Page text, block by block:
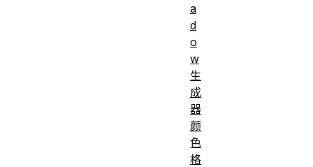
a
d
o
w
生
成
器
颜
色
格